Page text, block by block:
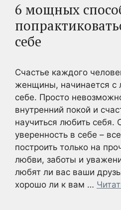
6 мощных
себе
Счастье каждого
женщины, начинается с
себе. Просто
внутренний покой и
научиться любить
уверенность в себе –
построить только на
любви, заботы и
любят ли вас ваши
хорошо ли к вам …